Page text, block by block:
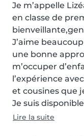
Je m’appelle
en classe de
J’aime
une bonne
m’occuper
l’expérience
et cousines que
Je suis
Lire la suite